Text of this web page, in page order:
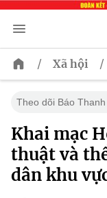
/ Xã hội /
Theo dõi Báo
Khai mạc
thuật và
dân khu